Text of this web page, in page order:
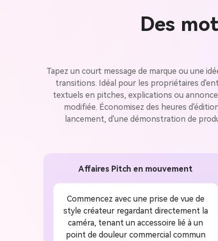
Des
Tapez un court message de marque ou une
transitions. Idéal pour les propriétaires
textuels en pitches, explications ou
modifiée. Économisez des heures
lancement, d'une démonstration de
Affaires Pitch en mouvement
Commencez avec une prise de vue de
style créateur regardant directement la
caméra, tenant un accessoire lié à un
point de douleur commercial commun